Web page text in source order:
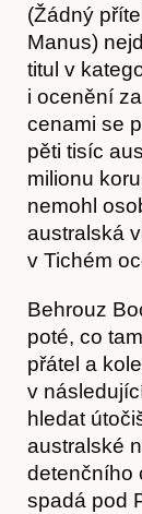
(Žádný
Manus)
titul v
i ocenění
cenami se
pěti tisíc
milionu
nemohl
australská
v Tichém
Behrouz
poté, co
přátel a
v
hledat
australské
detenčního
spadá pod